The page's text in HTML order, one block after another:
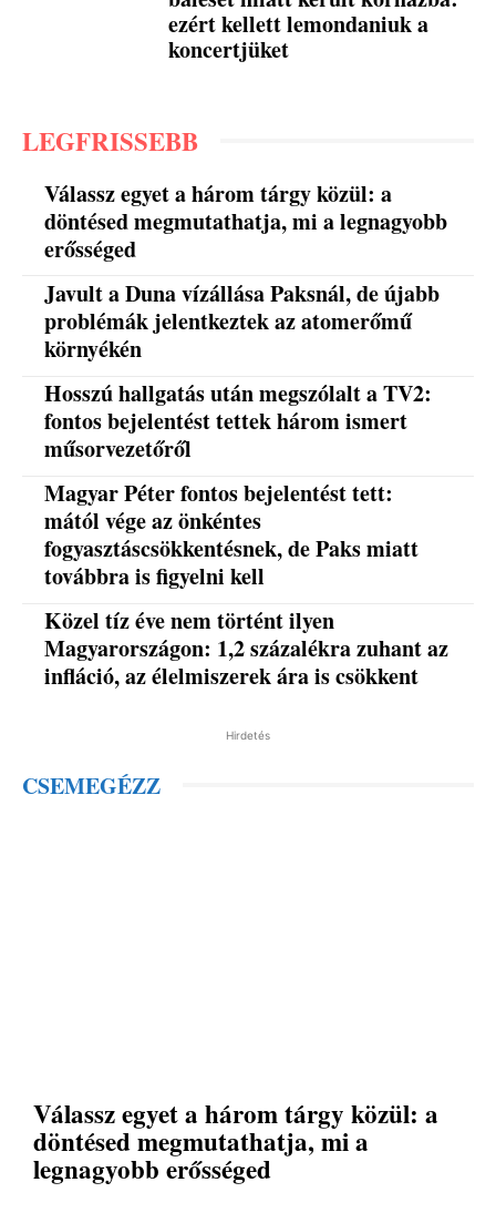
ezért kellett lemondaniuk a
koncertjüket
LEGFRISSEBB
Válassz egyet a három tárgy közül: a
döntésed megmutathatja, mi a legnagyobb
erősséged
Javult a Duna vízállása Paksnál, de újabb
problémák jelentkeztek az atomerőmű
környékén
Hosszú hallgatás után megszólalt a TV2:
fontos bejelentést tettek három ismert
műsorvezetőről
Magyar Péter fontos bejelentést tett:
mától vége az önkéntes
fogyasztáscsökkentésnek, de Paks miatt
továbbra is figyelni kell
Közel tíz éve nem történt ilyen
Magyarországon: 1,2 százalékra zuhant az
infláció, az élelmiszerek ára is csökkent
Hirdetés
CSEMEGÉZZ
Válassz egyet a három tárgy közül: a
döntésed megmutathatja, mi a
legnagyobb erősséged